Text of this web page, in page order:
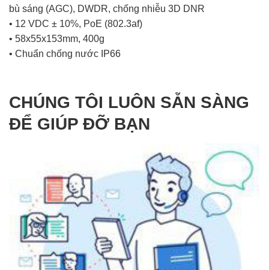
bù sáng (AGC), DWDR, chống nhiễu 3D DNR
• 12 VDC ± 10%, PoE (802.3af)
• 58x55x153mm, 400g
• Chuẩn chống nước IP66
CHÚNG TÔI LUÔN SẴN SÀNG
ĐỂ GIÚP ĐỠ BẠN